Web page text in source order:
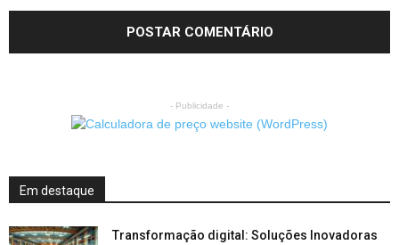
- Publicidade -
Em destaque
Transformação digital: Soluções Inovadoras